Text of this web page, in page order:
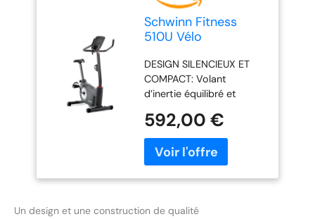
Schwinn Fitness
510U Vélo
silencieux et
compact, Bluetooth,
16 niveaux de
résistance,
programmes
intégrés, compatible
Kinomap/Zwift
DESIGN SILENCIEUX ET
COMPACT: Volant
d’inertie équilibré et
dimensions compactes
(~105 × 60 × 147 cm),
idéal pour appartement.
RÉSISTANCE AJUSTABLE:
16 niveaux de résistance
progresser à votre
592,00 €
Un design et une construction de qualité